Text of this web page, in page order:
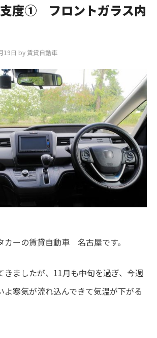
支度① フロントガラス内
19日 by賃貸自動車
カーの賃貸自動車 名古屋です。
きましたが、11月も中旬を過ぎ、今週
よ寒気が流れ込んできて気温が下がる